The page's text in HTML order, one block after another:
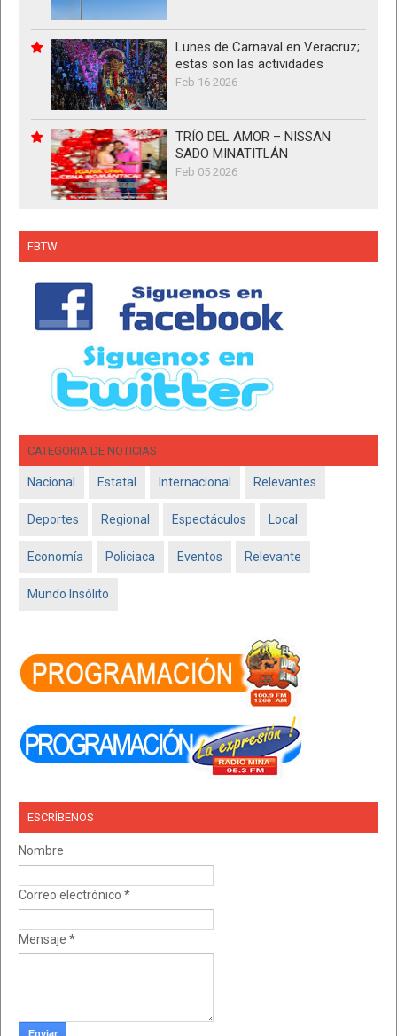
Lunes de Carnaval en Veracruz;
estas son las actividades
Feb 16 2026
TRÍO DEL AMOR – NISSAN
SADO MINATITLÁN
Feb 05 2026
FBTW
CATEGORIA DE NOTICIAS
Nacional Estatal Internacional Relevantes
Deportes Regional Espectáculos Local
Economía Policiaca Eventos Relevante
Mundo Insólito
ESCRÍBENOS
Nombre
Correo electrónico *
Mensaje *